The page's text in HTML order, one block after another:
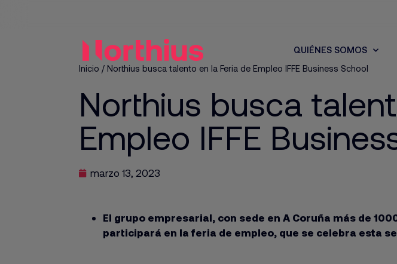
QUIÉNES SOMOS
Inicio / Northius busca talento en la Feria de Empleo IFFE Business School
Northius busca
Empleo IFFE
marzo 13, 2023
El grupo empresarial, con sede en A Coruña más de
participará en la feria de empleo, que se celebra esta